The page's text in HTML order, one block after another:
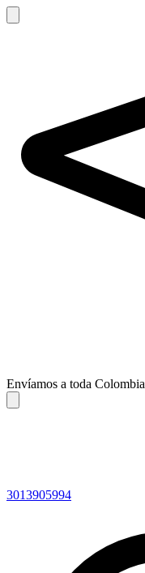
Envíamos a toda Colombia
3013905994